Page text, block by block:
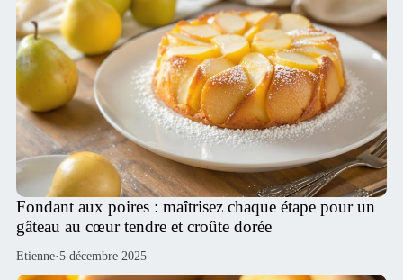
Fondant aux poires : maîtrisez chaque étape pour un
gâteau au cœur tendre et croûte dorée
Etienne·5 décembre 2025